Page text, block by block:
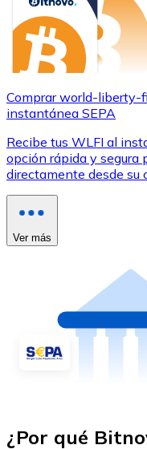
Comprar world-liberty-
instantánea SEPA
Recibe tus WLFI al
opción rápida y segura
directamente desde su
Ver más
¿Por qué